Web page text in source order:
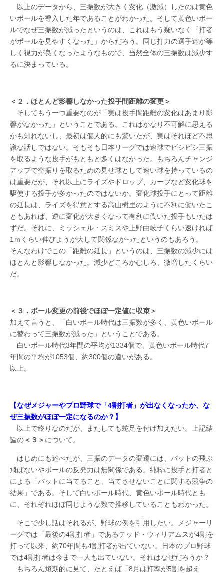
以上のデータから、三振数が大きく変化（激減）したのは黄色
いボールを導入した年であることがわかった。そして黄色いボー
ルでなぜ三振数が減ったというのは、これはもう疑いなく「打者
がボールを見やすくなった」からだろう。同じ打力の選手達が等
しく視力が良くなったようなもので、当然全体の三振数は減少す
るに決まっている。
＜２．ほとんど影響しなかった投手間距離の変更＞
そしてもう一つ重要なのが「実は投手間距離の変化はあまり影
響がなかった」ということである。これはかなり不可解に思える
かも知れないし、最初は個人的にも驚いたが、実はそれほど不思
議な話しではない。そもそも日本リーグでは速球でビシビシ三振
を取るような投手がもともと多くはなかった。もちろんチャンジ
アップで空振りを取るための見せ球として速い球を持っているの
は重要だが、それ以上にライズやドロップ、カーブなど変化球を
駆使する投手が多かったのではないか。変化球投手にとって距離
の延長は、ライズを得意とする高山樹里のように不利に働いたこ
ともあれば、逆に変化が大きくなって有利に働いた投手もいたは
ずだ。それに、ミッシェル・スミスや上野由岐子くらい速ければ
1ｍくらい伸びようが大して関係なかったというのもあろう。
そんなわけでこの「距離の延長」というのは、三振数の減少には
ほとんと影響しなかった。減少どころかむしろ、微増したくらい
だ。
＜３．ボール変更の前後でほぼ一定値に収束＞
加えて言うと、「白いボール時代は三振数が多く、黄色いボール
に替わって三振数が減った」ということである。
白いボール時代3年間の平均が1334個で、黄色いボール時代7
年間の平均が1053個、約300個の違いがある。
以上。
【なぜメジャーやプロ野球で「4割打者」が出なくなったか、な
ぜ三振数がほぼ一定になるのか？】
以上で終りなのだが、またしても蛇足を付け加えたい。上記結
論の＜３＞ について。
はじめにも述べたが、三振のデータの変遷には、バットの飛ぶ
飛ばないやボールの反発力は無関係である。純粋に投手と打者と
による「バットに当てること、当てさせないことに関する競争の
結果」である。そして白いボール時代、黄色いボール時代とも
に、それぞれほぼ同じような数で推移していることもわかった。
そこで少し話はそれるが、野球の例を引用したい。メジャーリ
ーグでは「最後の4割打者」であるテッド・ウィリアムスが4割を
打って以来、約70年間も4割打者が出ていない。日本のプロ野球
では4割打者は今まで一人も出ていない。それはなぜだろうか？
もちろん短期的に見て、たとえば「8月は打率が5割を超え